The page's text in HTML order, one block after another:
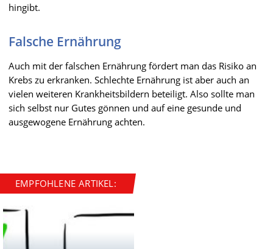
hingibt.
Falsche Ernährung
Auch mit der falschen Ernährung fördert man das Risiko an
Krebs zu erkranken. Schlechte Ernährung ist aber auch an
vielen weiteren Krankheitsbildern beteiligt. Also sollte man
sich selbst nur Gutes gönnen und auf eine gesunde und
ausgewogene Ernährung achten.
EMPFOHLENE ARTIKEL: